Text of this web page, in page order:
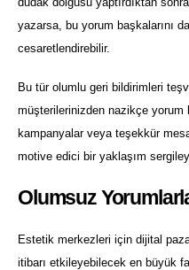
yazarsa, bu yorum başkalarını
cesaretlendirebilir.
Bu tür olumlu geri bildirimleri
müşterilerinizden nazikçe yorum
kampanyalar veya teşekkür
motive edici bir yaklaşım
Olumsuz
Estetik merkezleri için dijital
itibarı etkileyebilecek en büyük